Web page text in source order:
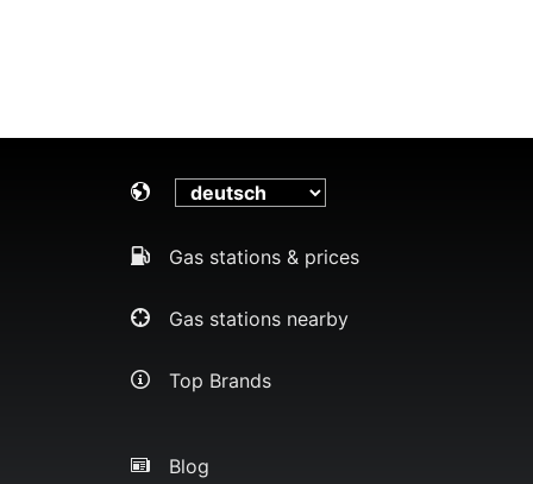
Gas stations & prices
Gas stations nearby
Top Brands
Blog